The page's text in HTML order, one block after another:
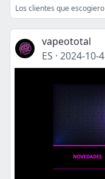
vapeototal
ES · 2024-10-4